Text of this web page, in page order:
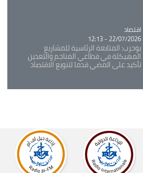
Catégorie
اقتصاد
22/07/2026 - 12:13
بوحرب: المتابعة الرئاسية للمشاريع
المهيكلة في قطاعي المناجم والتعدين
تأكيد على المضي قدما لتنويع الاقتصاد